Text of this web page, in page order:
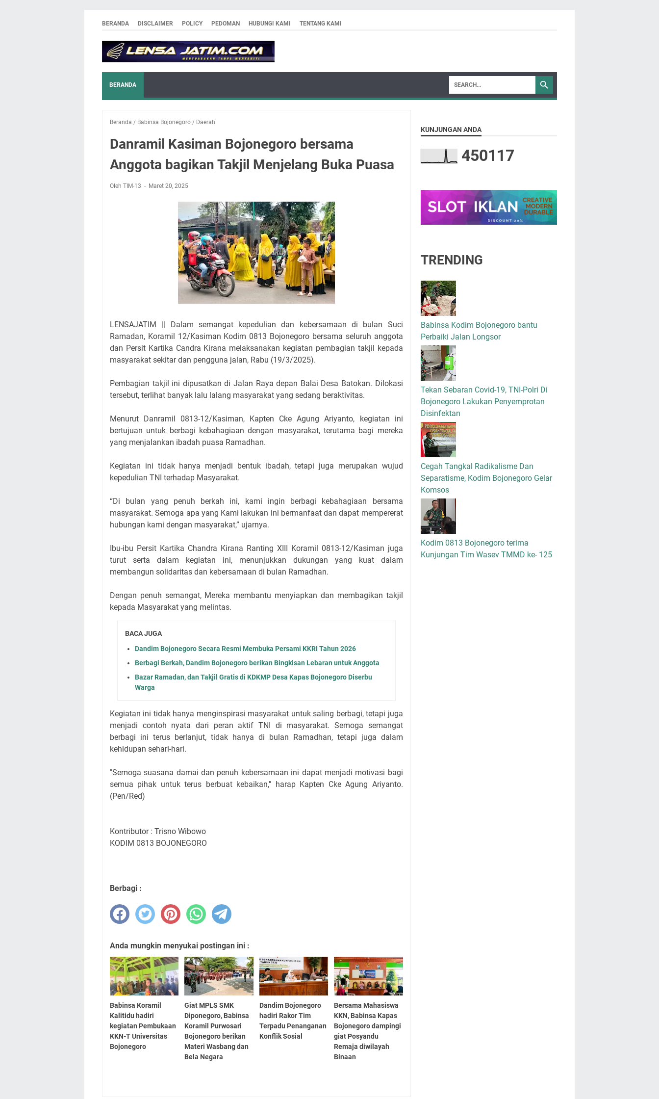
BERANDA DISCLAIMER POLICY PEDOMAN HUBUNGI KAMI TENTANG KAMI
BERANDA
Beranda / Babinsa Bojonegoro / Daerah
Danramil Kasiman Bojonegoro bersama
Anggota bagikan Takjil Menjelang Buka Puasa
Oleh TIM-13 Maret 20, 2025
LENSAJATIM || Dalam semangat kepedulian dan kebersamaan di bulan Suci
Ramadan, Koramil 12/Kasiman Kodim 0813 Bojonegoro bersama seluruh anggota
dan Persit Kartika Candra Kirana melaksanakan kegiatan pembagian takjil kepada
masyarakat sekitar dan pengguna jalan, Rabu (19/3/2025).
Pembagian takjil ini dipusatkan di Jalan Raya depan Balai Desa Batokan. Dilokasi
tersebut, terlihat banyak lalu lalang masyarakat yang sedang beraktivitas.
Menurut Danramil 0813-12/Kasiman, Kapten Cke Agung Ariyanto, kegiatan ini
bertujuan untuk berbagi kebahagiaan dengan masyarakat, terutama bagi mereka
yang menjalankan ibadah puasa Ramadhan.
Kegiatan ini tidak hanya menjadi bentuk ibadah, tetapi juga merupakan wujud
kepedulian TNI terhadap Masyarakat.
“Di bulan yang penuh berkah ini, kami ingin berbagi kebahagiaan bersama
masyarakat. Semoga apa yang Kami lakukan ini bermanfaat dan dapat mempererat
hubungan kami dengan masyarakat,” ujarnya.
Ibu-ibu Persit Kartika Chandra Kirana Ranting XIII Koramil 0813-12/Kasiman juga
turut serta dalam kegiatan ini, menunjukkan dukungan yang kuat dalam
membangun solidaritas dan kebersamaan di bulan Ramadhan.
Dengan penuh semangat, Mereka membantu menyiapkan dan membagikan takjil
kepada Masyarakat yang melintas.
BACA JUGA
Dandim Bojonegoro Secara Resmi Membuka Persami KKRI Tahun 2026
Berbagi Berkah, Dandim Bojonegoro berikan Bingkisan Lebaran untuk Anggota
Bazar Ramadan, dan Takjil Gratis di KDKMP Desa Kapas Bojonegoro Diserbu
Warga
Kegiatan ini tidak hanya menginspirasi masyarakat untuk saling berbagi, tetapi juga
menjadi contoh nyata dari peran aktif TNI di masyarakat. Semoga semangat
berbagi ini terus berlanjut, tidak hanya di bulan Ramadhan, tetapi juga dalam
kehidupan sehari-hari.
"Semoga suasana damai dan penuh kebersamaan ini dapat menjadi motivasi bagi
semua pihak untuk terus berbuat kebaikan," harap Kapten Cke Agung Ariyanto.
(Pen/Red)
Kontributor : Trisno Wibowo
KODIM 0813 BOJONEGORO
Berbagi :
Anda mungkin menyukai postingan ini :
Babinsa Koramil
Kalitidu hadiri
kegiatan Pembukaan
KKN-T Universitas
Bojonegoro
Giat MPLS SMK
Diponegoro, Babinsa
Koramil Purwosari
Bojonegoro berikan
Materi Wasbang dan
Bela Negara
Dandim Bojonegoro
hadiri Rakor Tim
Terpadu Penanganan
Konflik Sosial
Bersama Mahasiswa
KKN, Babinsa Kapas
Bojonegoro dampingi
giat Posyandu
Remaja diwilayah
Binaan
KUNJUNGAN ANDA
450117
TRENDING
Babinsa Kodim Bojonegoro bantu
Perbaiki Jalan Longsor
Tekan Sebaran Covid-19, TNI-Polri Di
Bojonegoro Lakukan Penyemprotan
Disinfektan
Cegah Tangkal Radikalisme Dan
Separatisme, Kodim Bojonegoro Gelar
Komsos
Kodim 0813 Bojonegoro terima
Kunjungan Tim Wasev TMMD ke- 125